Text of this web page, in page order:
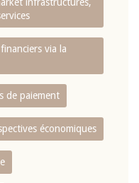
via la
de paiement
économiques